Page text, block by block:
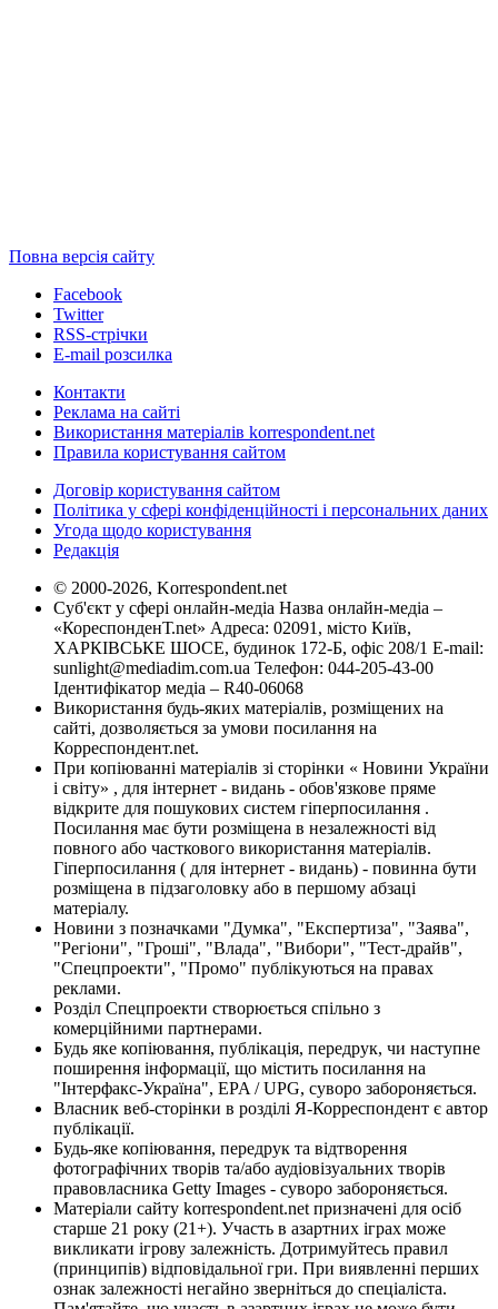
Повна версія сайту
Facebook
Twitter
RSS-стрічки
E-mail розсилка
Контакти
Реклама на сайті
Використання матеріалів korrespondent.net
Правила користування сайтом
Договір користування сайтом
Політика у сфері конфіденційності і персональних даних
Угода щодо користування
Редакція
© 2000-2026, Korrespondent.net
Суб'єкт у сфері онлайн-медіа Назва онлайн-медіа –
«КореспонденТ.net» Адреса: 02091, місто Київ,
ХАРКІВСЬКЕ ШОСЕ, будинок 172-Б, офіс 208/1 E-mail:
sunlight@mediadim.com.ua Телефон: 044-205-43-00
Ідентифікатор медіа – R40-06068
Використання будь-яких матеріалів, розміщених на
сайті, дозволяється за умови посилання на
Корреспондент.net.
При копіюванні матеріалів зі сторінки « Новини України
і світу» , для інтернет - видань - обов'язкове пряме
відкрите для пошукових систем гіперпосилання .
Посилання має бути розміщена в незалежності від
повного або часткового використання матеріалів.
Гіперпосилання ( для інтернет - видань) - повинна бути
розміщена в підзаголовку або в першому абзаці
матеріалу.
Новини з позначками "Думка", "Експертиза", "Заява",
"Регіони", "Гроші", "Влада", "Вибори", "Тест-драйв",
"Спецпроекти", "Промо" публікуються на правах
реклами.
Розділ Спецпроекти створюється спільно з
комерційними партнерами.
Будь яке копіювання, публікація, передрук, чи наступне
поширення інформації, що містить посилання на
"Інтерфакс-Україна", EPA / UPG, суворо забороняється.
Власник веб-сторінки в розділі Я-Корреспондент є автор
публікації.
Будь-яке копіювання, передрук та відтворення
фотографічних творів та/або аудіовізуальних творів
правовласника Getty Images - суворо забороняється.
Матеріали сайту korrespondent.net призначені для осіб
старше 21 року (21+). Участь в азартних іграх може
викликати ігрову залежність. Дотримуйтесь правил
(принципів) відповідальної гри. При виявленні перших
ознак залежності негайно зверніться до спеціаліста.